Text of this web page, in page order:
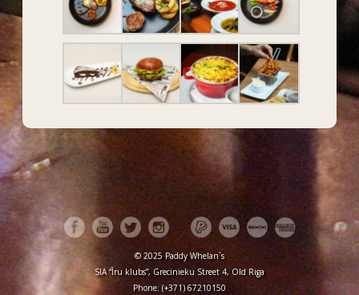
© 2025 Paddy Whelan`s
SIA “Īru klubs”, Grecinieku Street 4, Old Riga
Phone: (+371) 67210150